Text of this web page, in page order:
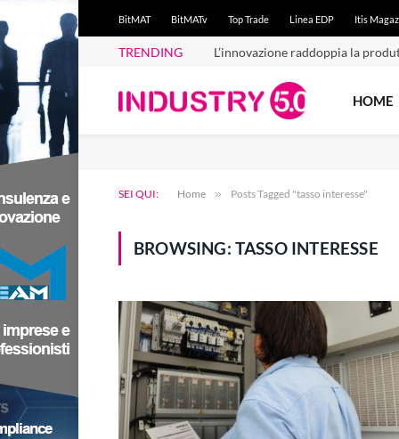
BitMAT BitMATv Top Trade Linea EDP Itis
TRENDING L’innovazione raddoppia la
HOME
SEI QUI: Home » Posts Tagged "tasso interesse"
BROWSING: TASSO INTERESSE